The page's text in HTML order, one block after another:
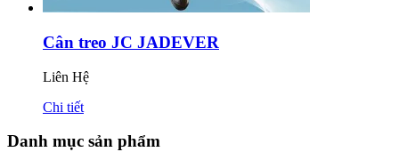
Cân treo JC JADEVER
Liên Hệ
Chi tiết
Danh mục sản phẩm